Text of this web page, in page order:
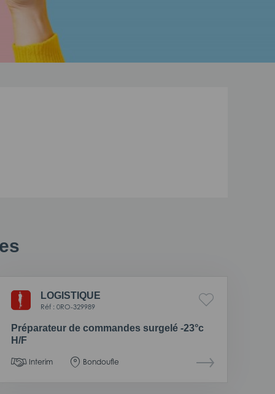
LOGISTIQUE
Réf : 0RO-329989
Préparateur de commandes surgelé -23°c
H/F
Interim Bondoufle